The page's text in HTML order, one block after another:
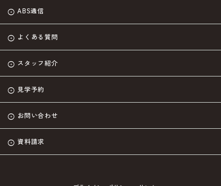
ABS通信
よくある質問
スタッフ紹介
見学予約
お問い合わせ
資料請求